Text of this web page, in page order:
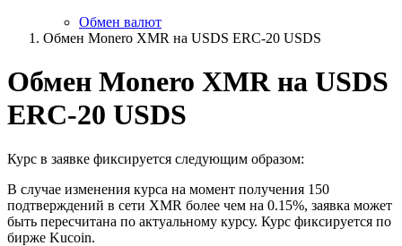
Обмен валют
Обмен Monero XMR на USDS ERC-20 USDS
Обмен Monero XMR на USDS
ERC-20 USDS
Курс в заявке фиксируется следующим образом:
В случае изменения курса на момент получения 150
подтверждений в сети XMR более чем на 0.15%, заявка может
быть пересчитана по актуальному курсу. Курс фиксируется по
бирже Kucoin.